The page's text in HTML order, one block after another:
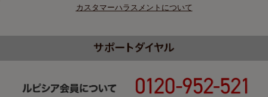
カスタマーハラスメントについて